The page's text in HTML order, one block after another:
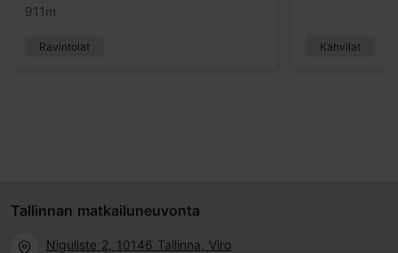
911m
Ravintolat Kahvilat
Tallinnan matkailuneuvonta
Niguliste 2, 10146 Tallinna, Viro